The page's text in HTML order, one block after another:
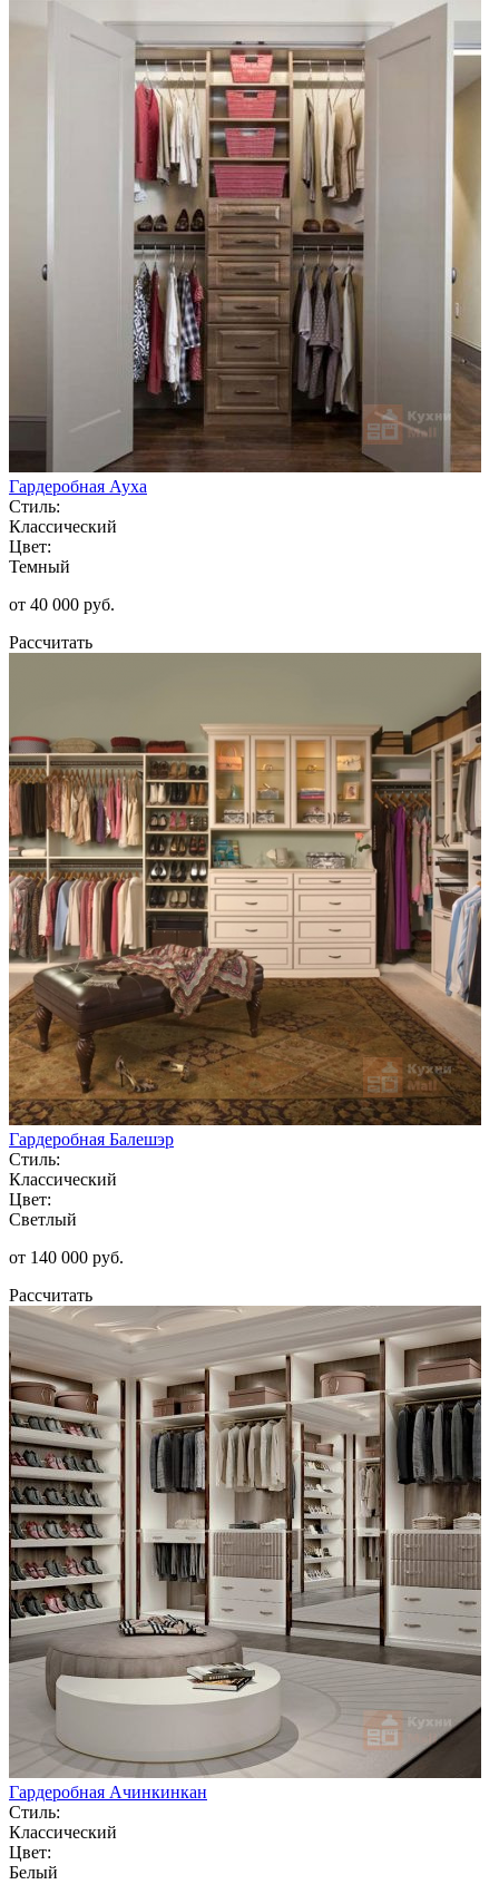
Гардеробная Ауха
Стиль:
Классический
Цвет:
Темный
от 40 000 руб.
Рассчитать
Гардеробная Балешэр
Стиль:
Классический
Цвет:
Светлый
от 140 000 руб.
Рассчитать
Гардеробная Ачинкинкан
Стиль:
Классический
Цвет:
Белый